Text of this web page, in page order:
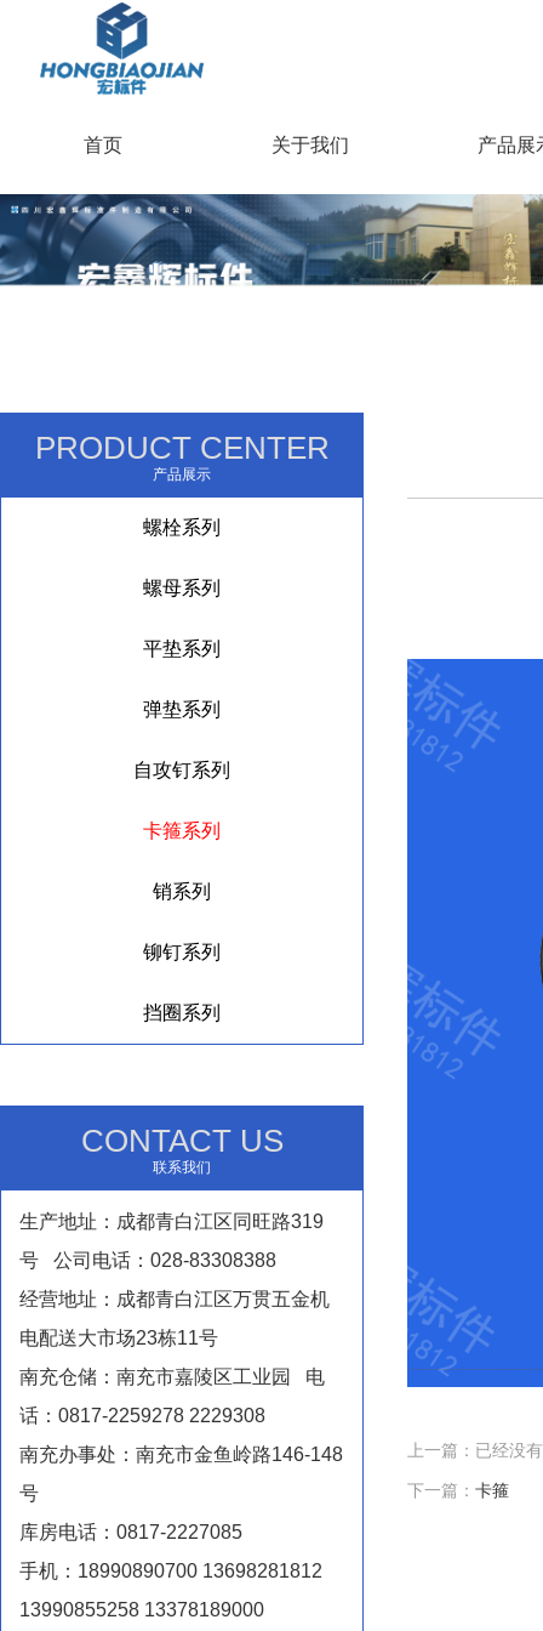
首页 关于我们 产品展
PRODUCT CENTER
产品展示
螺栓系列
螺母系列
平垫系列
弹垫系列
自攻钉系列
卡箍系列
销系列
铆钉系列
挡圈系列
CONTACT US
联系我们
生产地址：成都青白江区同旺路319
号 公司电话：028-83308388
经营地址：成都青白江区万贯五金机
电配送大市场23栋11号
南充仓储：南充市嘉陵区工业园 电
话：0817-2259278 2229308
南充办事处：南充市金鱼岭路146-148
号
库房电话：0817-2227085
手机：18990890700 13698281812
13990855258 13378189000
上一篇：已经没
下一篇： 卡箍